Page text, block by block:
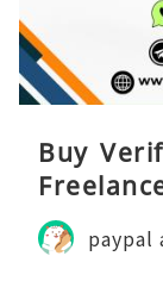
Buy
paypal